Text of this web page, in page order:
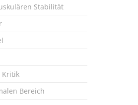
Stabilität
Kritik
Bereich